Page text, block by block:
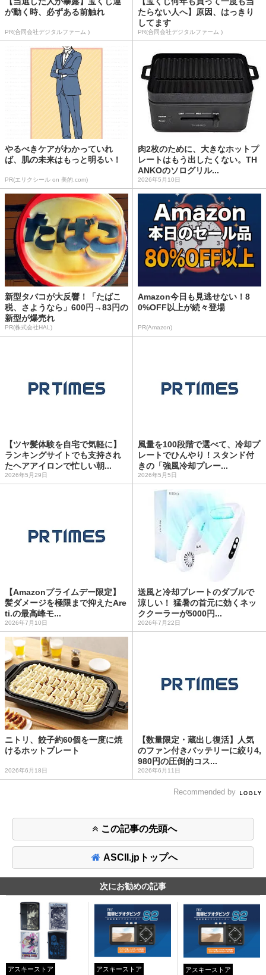
が動く時、必ずある前触れ
PR(合同会社デジタルファーム )
たらない人へ】原因、はっきり
してます
PR(合同会社デジタルファーム )
やるべきケアがわかっていれ
ば、肌の未来はもっと明るい！
PR(エリクシール on 美的.com)
肉2枚のために、大きなホットプ
レートはもう出したくない。TH
ANKOのソログリル...
2026年5月10日
新型タバコが大反響！「たばこ
税、さようなら」600円→83円の
新型が爆売れ
PR(株式会社HAL)
Amazon今日も見逃せない！8
0%OFF以上が続々登場
PR(Amazon)
【ツヤ髪体験を自宅で気軽に】
ランキングサイトでも支持され
たヘアアイロンで忙しい朝...
2026年5月29日
風量を100段階で選べて、冷却プ
レートでひんやり！スタンド付
きの「強風冷却プレー...
2026年5月5日
【Amazonプライムデー限定】
髪ダメージを極限まで抑えたAre
ti.の最高峰モ...
2026年7月10日
送風と冷却プレートのダブルで
涼しい！ 猛暑の首元に効くネッ
ククーラーが5000円...
2026年7月22日
ニトリ、餃子約60個を一度に焼
けるホットプレート
2026年6月18日
【数量限定・蔵出し復活】人気
のファン付きバッテリーに絞り4,
980円の圧倒的コス...
2026年6月11日
Recommended by
この記事の先頭へ
ASCII.jpトップへ
次にお勧めの記事
アスキーストア アスキーストア アスキーストア